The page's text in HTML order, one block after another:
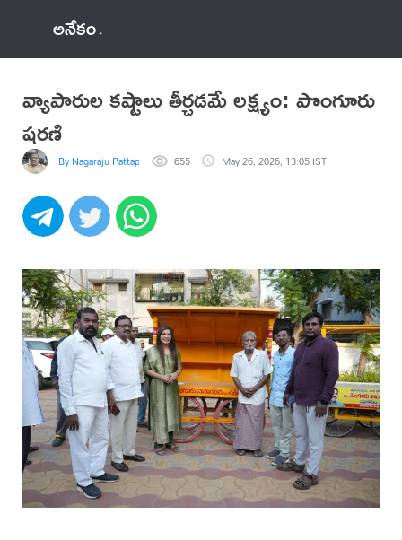
అనేకం
వ్యాపారుల కష్టాలు తీర్చడమే లక్ష్యం: పొంగూరు
షరణి
By Nagaraju Pattapalli 655 May 26, 2026, 13:05 IST